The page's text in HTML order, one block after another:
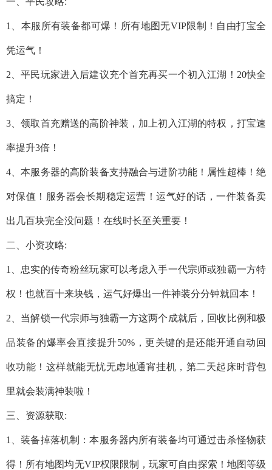
1、本服所有装备都可爆！所有地图无VIP限制！自由打宝全
凭运气！
2、平民玩家进入后建议充个首充再买一个初入江湖！20快全
搞定！
3、领取首充赠送的高阶神装，加上初入江湖的特权，打宝速
率提升3倍！
4、本服务器的高阶装备支持融合与进阶功能！属性超棒！绝
对保值！服务器会长期稳定运营！运气好的话，一件装备卖
出几百块完全没问题！在线时长至关重要！
二、小资攻略:
1、忠实的传奇粉丝玩家可以考虑入手一代宗师或独霸一方特
权！也就百十来块钱，运气好爆出一件神装分分钟就回本！
2、当解锁一代宗师与独霸一方这两个成就后，回收比例和极
品装备的爆率会直接提升50%，更关键的是还能开通自动回
收功能！这样就能无忧无虑地通宵挂机，第二天起床时背包
里就会装满神装啦！
三、资源获取:
1、装备掉落机制：本服务器内所有装备均可通过击杀怪物获
得！所有地图均无VIP权限限制，玩家可自由探索！地图等级